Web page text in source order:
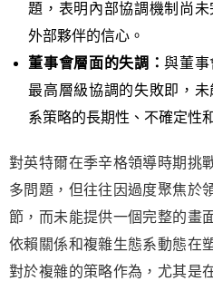
題，表明內部協調機制尚
外部夥伴的信心。
董事會層面的失調：與董事
最高層級協調的失敗即，
系策略的長期性、不確定性
對英特爾在季辛格領導時期挑
多問題，但往往因過度聚焦於
節，而未能提供一個完整的畫
依賴關係和複雜生態系動態在
對於複雜的策略作為，尤其是